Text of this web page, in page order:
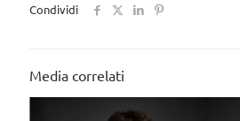
Condividi
Media correlati